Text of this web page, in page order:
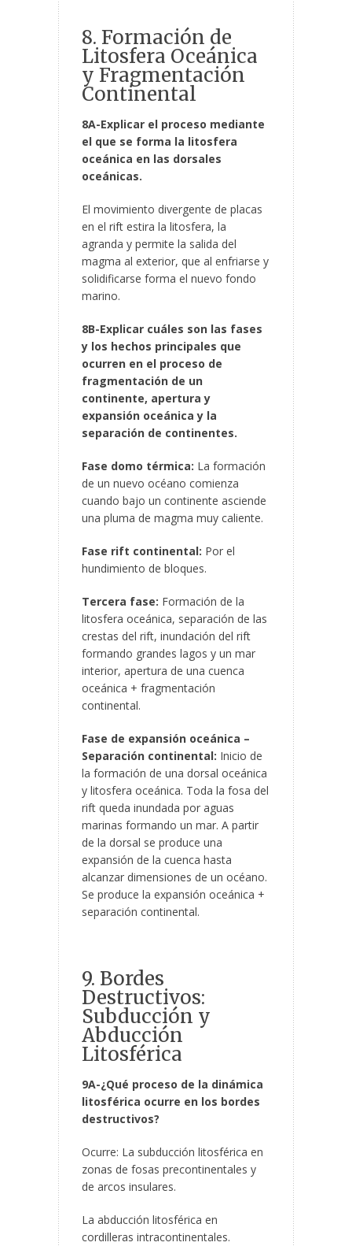
8. Formación de
Litosfera Oceánica
y Fragmentación
Continental
8A-Explicar el proceso mediante
el que se forma la litosfera
oceánica en las dorsales
oceánicas.
El movimiento divergente de placas
en el rift estira la litosfera, la
agranda y permite la salida del
magma al exterior, que al enfriarse y
solidificarse forma el nuevo fondo
marino.
8B-Explicar cuáles son las fases
y los hechos principales que
ocurren en el proceso de
fragmentación de un
continente, apertura y
expansión oceánica y la
separación de continentes.
Fase domo térmica: La formación
de un nuevo océano comienza
cuando bajo un continente asciende
una pluma de magma muy caliente.
Fase rift continental: Por el
hundimiento de bloques.
Tercera fase: Formación de la
litosfera oceánica, separación de las
crestas del rift, inundación del rift
formando grandes lagos y un mar
interior, apertura de una cuenca
oceánica + fragmentación
continental.
Fase de expansión oceánica –
Separación continental: Inicio de
la formación de una dorsal oceánica
y litosfera oceánica. Toda la fosa del
rift queda inundada por aguas
marinas formando un mar. A partir
de la dorsal se produce una
expansión de la cuenca hasta
alcanzar dimensiones de un océano.
Se produce la expansión oceánica +
separación continental.
9. Bordes
Destructivos:
Subducción y
Abducción
Litosférica
9A-¿Qué proceso de la dinámica
litosférica ocurre en los bordes
destructivos?
Ocurre: La subducción litosférica en
zonas de fosas precontinentales y
de arcos insulares.
La abducción litosférica en
cordilleras intracontinentales.